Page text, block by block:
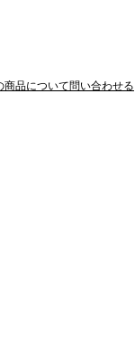
商品について問い合わせる